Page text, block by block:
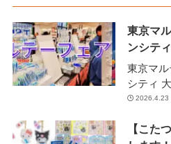
東京マ
ンシテ
東京マ
シティ 大塚刷毛製造株式会社が主催
します 2026年2月13日(金)14日(土)に
2026.4.23
【こた